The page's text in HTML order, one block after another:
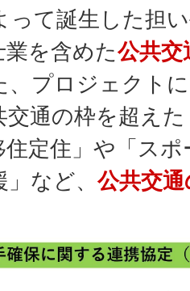
って誕生した担
を含めた公共交
、プロジェクト
交通の枠を超え
定住」や「ス
など、 公共交